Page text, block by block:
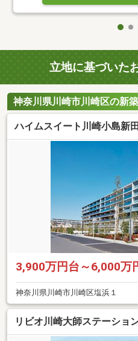
立地に基づいた
神奈川県川崎市川崎区の新
ハイムスイート川崎小島新
3,900万円台～6,000万
神奈川県川崎市川崎区塩浜１
リビオ川崎大師ステーシ